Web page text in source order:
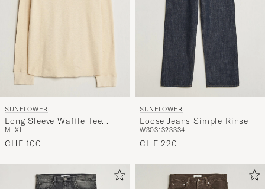
SUNFLOWER
Long Sleeve Waffle Tee
Beige
M LXL
CHF 100
SUNFLOWER
Loose Jeans Simple Rinse
W3031323334
CHF 220